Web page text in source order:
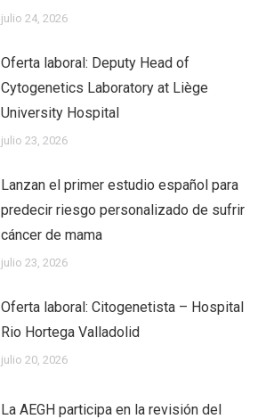
julio 24, 2026
Oferta laboral: Deputy Head of
Cytogenetics Laboratory at Liège
University Hospital
julio 23, 2026
Lanzan el primer estudio español para
predecir riesgo personalizado de sufrir
cáncer de mama
julio 23, 2026
Oferta laboral: Citogenetista – Hospital
Rio Hortega Valladolid
julio 20, 2026
La AEGH participa en la revisión del